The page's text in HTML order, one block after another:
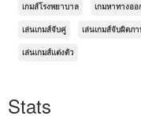
เกมส์โรงพยาบาล เกมหาทางออ
เล่นเกมส์จับคู่ เล่นเกมส์จับผิดภ
เล่นเกมส์แต่งตัว
Stats